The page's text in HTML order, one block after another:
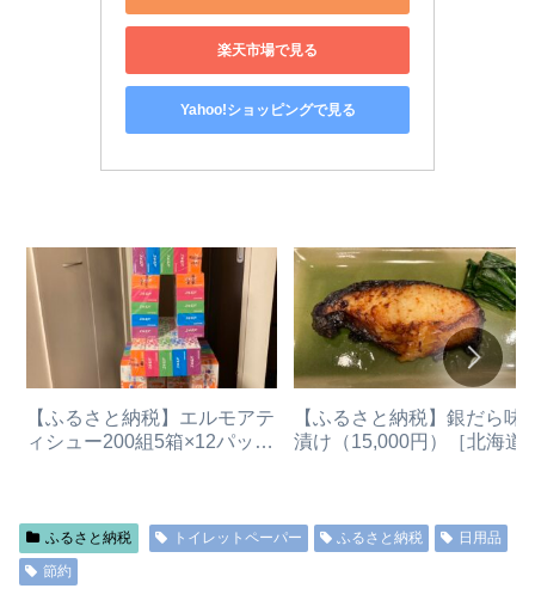
楽天市場で見る
Yahoo!ショッピングで見る
【ふるさと納税】エルモアテ
ィシュー200組5箱×12パック
【ふるさと納税】銀だら味
漬け（15,000円）［北海道
ふるさと納税 トイレットペーパー ふるさと納税
日用品
節約